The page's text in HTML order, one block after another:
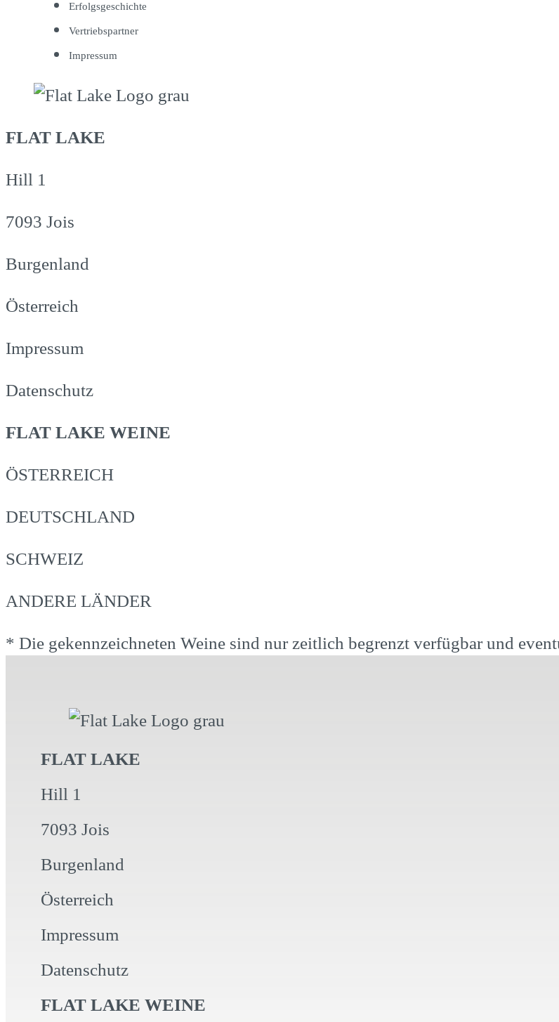
Erfolgsgeschichte
Vertriebspartner
Impressum
FLAT LAKE
Hill 1
7093 Jois
Burgenland
Österreich
Impressum
Datenschutz
FLAT LAKE WEINE
ÖSTERREICH
DEUTSCHLAND
SCHWEIZ
ANDERE LÄNDER
* Die gekennzeichneten Weine sind nur zeitlich begrenzt verfügbar und
FLAT LAKE
Hill 1
7093 Jois
Burgenland
Österreich
Impressum
Datenschutz
FLAT LAKE WEINE